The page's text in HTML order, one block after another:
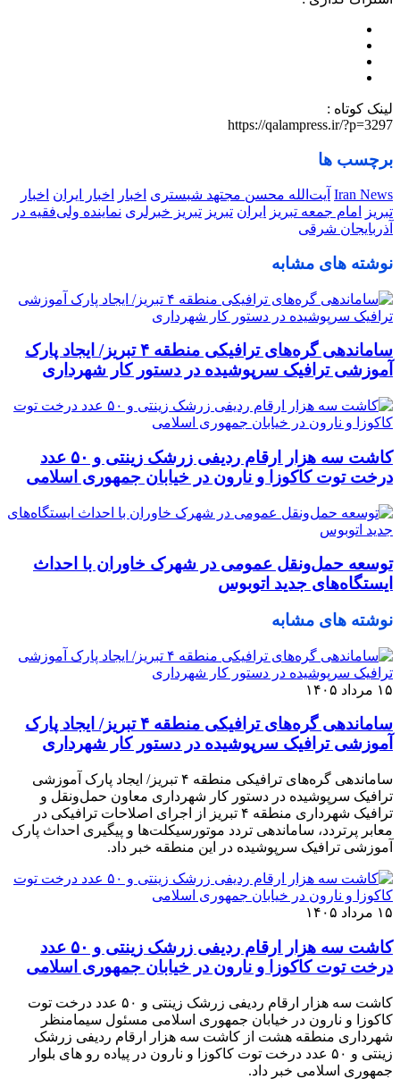
لینک کوتاه :
https://qalampress.ir/?p=3297
برچسب ها
Iran News آیت‌الله محسن مجتهد شبستری اخبار اخبار ایران اخبار
تبریز
امام جمعه تبریز ایران تبریز تبریز خبرلری نماینده ولی‌فقیه در
آذربایجان شرقی
نوشته های مشابه
ساماندهی گره‌های ترافیکی منطقه ۴ تبریز/ ایجاد پارک
آموزشی ترافیک سرپوشیده در دستور کار شهرداری
کاشت سه هزار ارقام ردیفی زرشک زینتی و ۵۰ عدد
درخت توت کاکوزا و نارون در خیابان جمهوری اسلامی
توسعه حمل‌ونقل عمومی در شهرک خاوران با احداث
ایستگاه‌های جدید اتوبوس
نوشته های مشابه
۱۵ مرداد ۱۴۰۵
ساماندهی گره‌های ترافیکی منطقه ۴ تبریز/ ایجاد پارک
آموزشی ترافیک سرپوشیده در دستور کار شهرداری
ساماندهی گره‌های ترافیکی منطقه ۴ تبریز/ ایجاد پارک آموزشی
ترافیک سرپوشیده در دستور کار شهرداری معاون حمل‌ونقل و
ترافیک شهرداری منطقه ۴ تبریز از اجرای اصلاحات ترافیکی در
معابر پرتردد، ساماندهی تردد موتورسیکلت‌ها و پیگیری احداث پارک
آموزشی ترافیک سرپوشیده در این منطقه خبر داد.
۱۵ مرداد ۱۴۰۵
کاشت سه هزار ارقام ردیفی زرشک زینتی و ۵۰ عدد
درخت توت کاکوزا و نارون در خیابان جمهوری اسلامی
کاشت سه هزار ارقام ردیفی زرشک زینتی و ۵۰ عدد درخت توت
کاکوزا و نارون در خیابان جمهوری اسلامی مسئول سیمامنظر
شهرداری منطقه هشت از کاشت سه هزار ارقام ردیفی زرشک
زینتی و ۵۰ عدد درخت توت کاکوزا و نارون در پیاده رو های بلوار
جمهوری اسلامی خبر داد.